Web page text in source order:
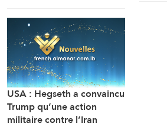
missiles et de la guerre
avec l’Iran
USA : Hegseth a convaincu
Trump qu’une action
militaire contre l’Iran